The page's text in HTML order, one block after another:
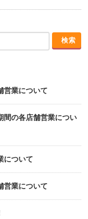
営業について
間の各店舗営業につい
について
営業について